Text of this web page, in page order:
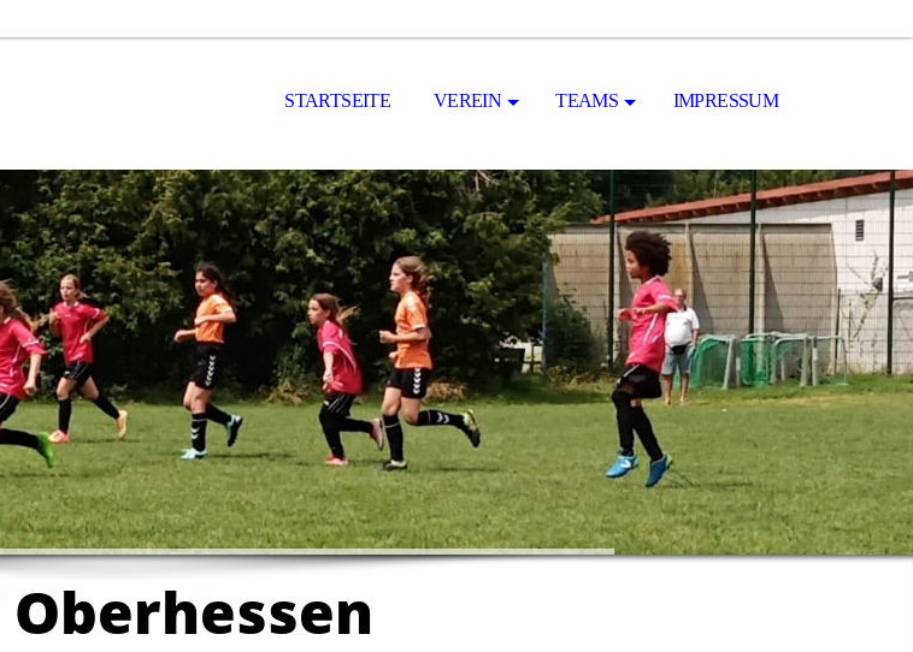
STARTSEITE VEREIN TEAMS IMPRESSUM
Oberhessen